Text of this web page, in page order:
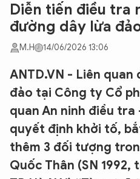
Diễn tiến điều tra
đường dây lừa
M.H 14/06/2026 13:06
ANTD.VN - Liên
đảo tại Công ty Cổ
quan An ninh điều tra
quyết định khởi tố,
thêm 3 đối tượng
Quốc Thân (SN 1992,